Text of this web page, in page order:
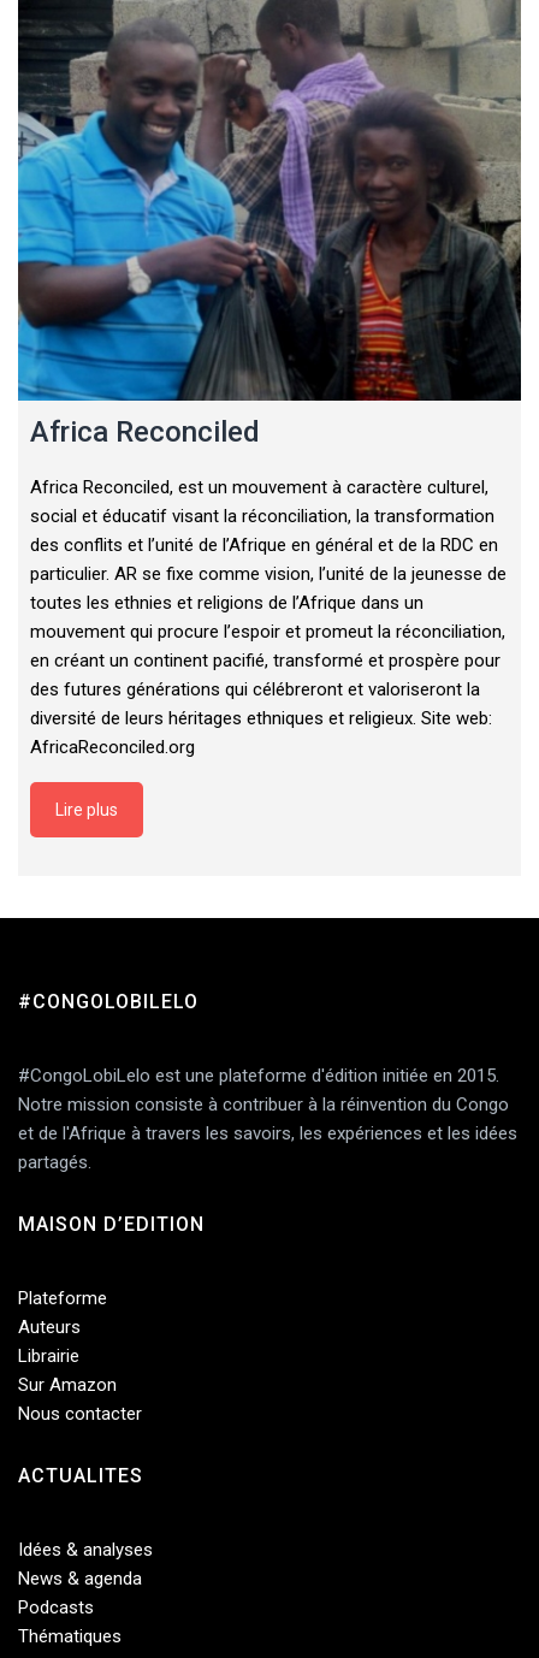
Africa Reconciled
Africa Reconciled, est un mouvement à caractère culturel,
social et éducatif visant la réconciliation, la transformation
des conflits et l’unité de l’Afrique en général et de la RDC en
particulier. AR se fixe comme vision, l’unité de la jeunesse de
toutes les ethnies et religions de l’Afrique dans un
mouvement qui procure l’espoir et promeut la réconciliation,
en créant un continent pacifié, transformé et prospère pour
des futures générations qui célébreront et valoriseront la
diversité de leurs héritages ethniques et religieux. Site web:
AfricaReconciled.org
Lire plus
#CONGOLOBILELO
#CongoLobiLelo est une plateforme d'édition initiée en 2015.
Notre mission consiste à contribuer à la réinvention du Congo
et de l'Afrique à travers les savoirs, les expériences et les idées
partagés.
MAISON D’EDITION
Plateforme
Auteurs
Librairie
Sur Amazon
Nous contacter
ACTUALITES
Idées & analyses
News & agenda
Podcasts
Thématiques